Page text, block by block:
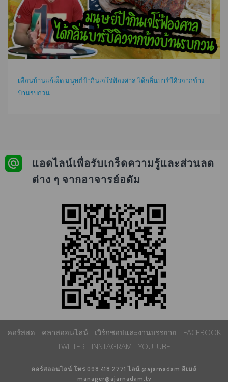
เพื่อนบ้านแก้เผ็ด มนุษย์ป้ากินเจโร่ฟ้องศาล ได้กลิ่นบาร์บีคิวจากข้าง
บ้านรบกวน
แอดไลน์เพื่อรับเกร็ดความรู้และส่วนลด
ต่าง ๆ จากอาจารย์อดัม
คอร์สสด คลาสออนไลน์ เวิร์กชอปและงานบรรยาย
FACEBOOK
TWITTER
INSTAGRAM YOUTUBE
คอร์สออนไลน์ โทร 098 418 2771 ไลน์ @ajarnadam อีเมล์
manager@ajarnadam.tv